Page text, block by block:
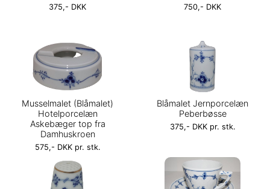
375,- DKK 750,- DKK
Musselmalet (Blåmalet)
Hotelporcelæn
Askebæger top fra
Damhuskroen
575,- DKK pr. stk.
Blåmalet Jernporcelæn
Peberbøsse
375,- DKK pr. stk.